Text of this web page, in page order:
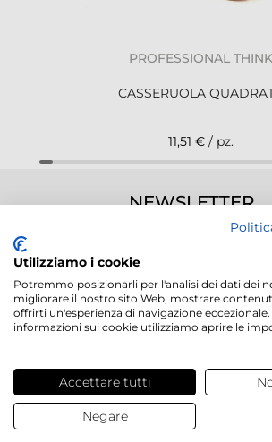
PROFESSIONAL THINK
CASSERUOLA
11,51 € / pz.
NEWSLETTER
Servizi offerti
Chi siamo
Utilizziamo i cookie
Potremmo posizionarli per l'analisi dei dati dei
migliorare il nostro sito Web, mostrare
offrirti un'esperienza di navigazione
informazioni sui cookie utilizziamo aprire le
Accettare tutti
Negare